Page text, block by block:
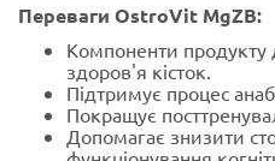
Переваги OstroVit MgZB:
Компоненти продукту
здоров'я кісток.
Підтримує процес
Покращує
Допомагає знизити